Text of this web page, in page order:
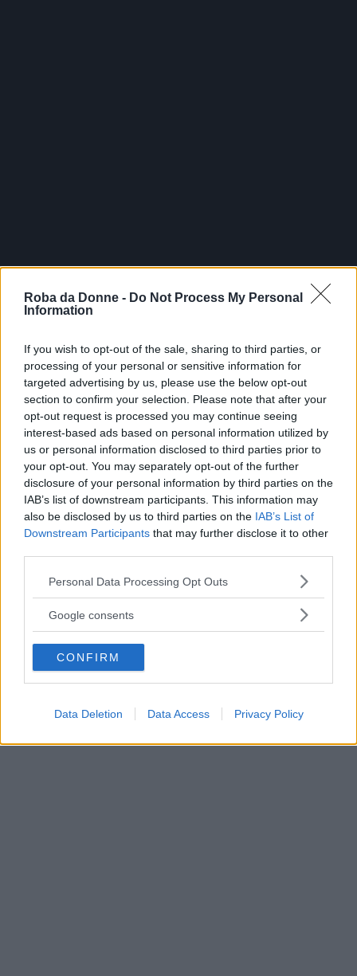
Roba da Donne - Do Not Process My Personal
Information
If you wish to opt-out of the sale, sharing to third parties, or
processing of your personal or sensitive information for
targeted advertising by us, please use the below opt-out
section to confirm your selection. Please note that after your
opt-out request is processed you may continue seeing
interest-based ads based on personal information utilized by
us or personal information disclosed to third parties prior to
your opt-out. You may separately opt-out of the further
disclosure of your personal information by third parties on the
IAB’s list of downstream participants. This information may
also be disclosed by us to third parties on the IAB’s List of
Downstream Participants that may further disclose it to other
Please note that this website/app uses one or more Google
not limited to your visit or usage behaviour. You may click to
use your data for below specified purposes in below Google
consent section.
Personal Data Processing Opt Outs
Google consents
CONFIRM
Data Deletion Data Access Privacy Policy
Fonte: poster promozionale del telefilm "O.C."
FOTO1DI 8 INGRANDISCI